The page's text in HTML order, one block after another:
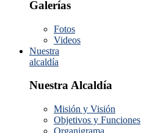
Galerías
Fotos
Videos
Nuestra
alcaldía
Nuestra Alcaldía
Misión y Visión
Objetivos y Funciones
Organigrama